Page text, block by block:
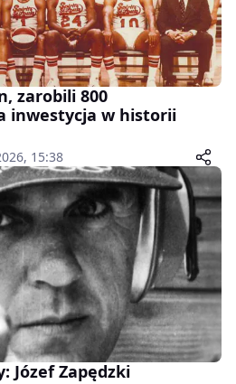
zarobili 800
inwestycja w historii
15:38
Józef Zapędzki